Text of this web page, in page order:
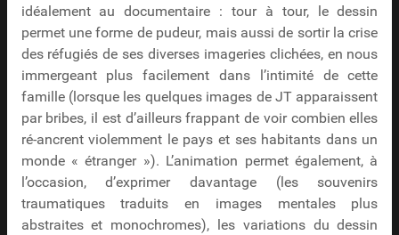
idéalement au documentaire : tour à tour, le dessin
permet une forme de pudeur, mais aussi de sortir la crise
des réfugiés de ses diverses imageries clichées, en nous
immergeant plus facilement dans l’intimité de cette
famille (lorsque les quelques images de JT apparaissent
par bribes, il est d’ailleurs frappant de voir combien elles
ré-ancrent violemment le pays et ses habitants dans un
monde « étranger »). L’animation permet également, à
l’occasion, d’exprimer davantage (les souvenirs
traumatiques traduits en images mentales plus
abstraites et monochromes), les variations du dessin